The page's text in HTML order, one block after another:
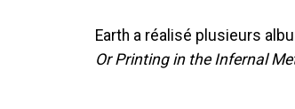
Earth a réalisé plusieurs
Or Printing in the Infernal